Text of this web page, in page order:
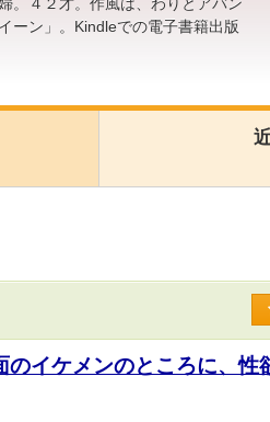
ーン」。Kindleでの電子書籍出版
イケメンのところに、性